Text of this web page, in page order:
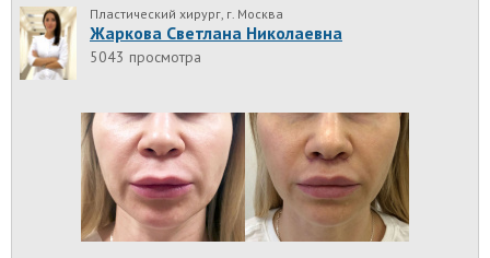
Пластический хирург, г. Москва
Жаркова Светлана Николаевна
5043 просмотра